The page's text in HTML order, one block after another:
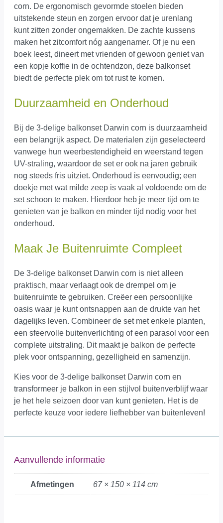
corn. De ergonomisch gevormde stoelen bieden
uitstekende steun en zorgen ervoor dat je urenlang
kunt zitten zonder ongemakken. De zachte kussens
maken het zitcomfort nóg aangenamer. Of je nu een
boek leest, dineert met vrienden of gewoon geniet van
een kopje koffie in de ochtendzon, deze balkonset
biedt de perfecte plek om tot rust te komen.
Duurzaamheid en Onderhoud
Bij de 3-delige balkonset Darwin corn is duurzaamheid
een belangrijk aspect. De materialen zijn geselecteerd
vanwege hun weerbestendigheid en weerstand tegen
UV-straling, waardoor de set er ook na jaren gebruik
nog steeds fris uitziet. Onderhoud is eenvoudig; een
doekje met wat milde zeep is vaak al voldoende om de
set schoon te maken. Hierdoor heb je meer tijd om te
genieten van je balkon en minder tijd nodig voor het
onderhoud.
Maak Je Buitenruimte Compleet
De 3-delige balkonset Darwin corn is niet alleen
praktisch, maar verlaagt ook de drempel om je
buitenruimte te gebruiken. Creëer een persoonlijke
oasis waar je kunt ontsnappen aan de drukte van het
dagelijks leven. Combineer de set met enkele planten,
een sfeervolle buitenverlichting of een parasol voor een
complete uitstraling. Dit maakt je balkon de perfecte
plek voor ontspanning, gezelligheid en samenzijn.
Kies voor de 3-delige balkonset Darwin corn en
transformeer je balkon in een stijlvol buitenverblijf waar
je het hele seizoen door van kunt genieten. Het is de
perfecte keuze voor iedere liefhebber van buitenleven!
Aanvullende informatie
Afmetingen 67 × 150 × 114 cm